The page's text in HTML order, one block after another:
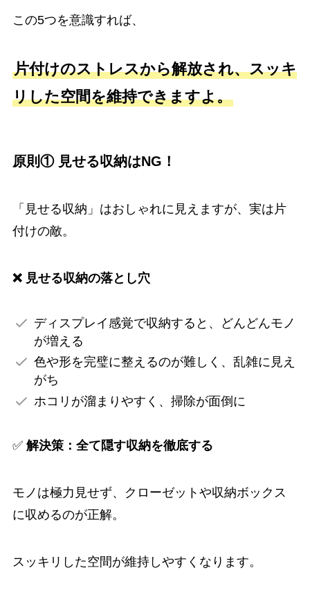
この5つを意識すれば、
片付けのストレスから解放され、スッキ
リした空間を維持できますよ。
原則① 見せる収納はNG！
「見せる収納」はおしゃれに見えますが、実は片
付けの敵。
❌ 見せる収納の落とし穴
ディスプレイ感覚で収納すると、どんどんモノ
が増える
色や形を完璧に整えるのが難しく、乱雑に見え
がち
ホコリが溜まりやすく、掃除が面倒に
✅ 解決策：全て隠す収納を徹底する
モノは極力見せず、クローゼットや収納ボックス
に収めるのが正解。
スッキリした空間が維持しやすくなります。